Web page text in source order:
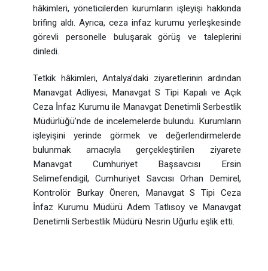
hâkimleri, yöneticilerden kurumların işleyişi hakkında
brifing aldı. Ayrıca, ceza infaz kurumu yerleşkesinde
görevli personelle buluşarak görüş ve taleplerini
dinledi.
Tetkik hâkimleri, Antalya’daki ziyaretlerinin ardından
Manavgat Adliyesi, Manavgat S Tipi Kapalı ve Açık
Ceza İnfaz Kurumu ile Manavgat Denetimli Serbestlik
Müdürlüğü’nde de incelemelerde bulundu. Kurumların
işleyişini yerinde görmek ve değerlendirmelerde
bulunmak amacıyla gerçekleştirilen ziyarete
Manavgat Cumhuriyet Başsavcısı Ersin
Selimefendigil, Cumhuriyet Savcısı Orhan Demirel,
Kontrolör Burkay Öneren, Manavgat S Tipi Ceza
İnfaz Kurumu Müdürü Adem Tatlısoy ve Manavgat
Denetimli Serbestlik Müdürü Nesrin Uğurlu eşlik etti.